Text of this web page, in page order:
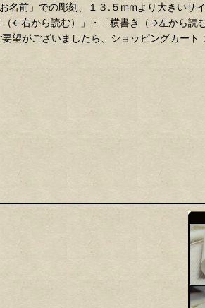
前」での彫刻、１３.５mmより大きいサ
←右から読む）」・「横書き（→左から読
望がございましたら、ショッピングカート